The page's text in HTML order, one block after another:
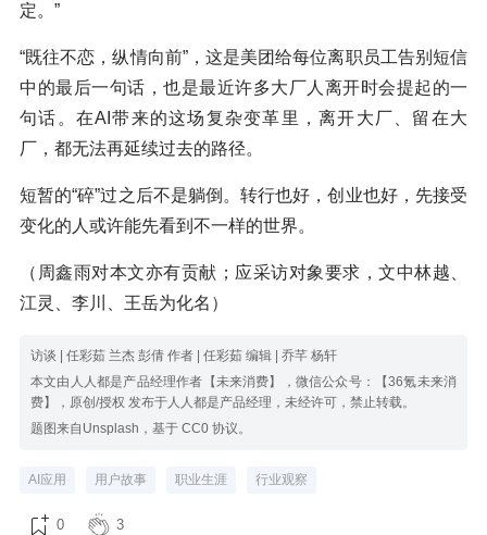
定。”
“既往不恋，纵情向前”，这是美团给每位离职员工告别短信
中的最后一句话，也是最近许多大厂人离开时会提起的一
句话。在AI带来的这场复杂变革里，离开大厂、留在大
厂，都无法再延续过去的路径。
短暂的“碎”过之后不是躺倒。转行也好，创业也好，先接受
变化的人或许能先看到不一样的世界。
（周鑫雨对本文亦有贡献；应采访对象要求，文中林越、
江灵、李川、王岳为化名）
访谈 | 任彩茹 兰杰 彭倩 作者 | 任彩茹 编辑 | 乔芊 杨轩
本文由人人都是产品经理作者【未来消费】，微信公众号：【36氪未来消
费】，原创/授权 发布于人人都是产品经理，未经许可，禁止转载。
题图来自Unsplash，基于 CC0 协议。
AI应用 用户故事 职业生涯 行业观察
0 3